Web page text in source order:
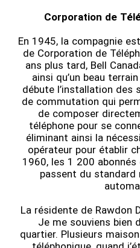
Corporation de
En 1945, la compagnie
de Corporation de
ans plus tard, Bell
ainsi qu’un beau
débute l’installation des
de commutation qui
de composer
téléphone pour se
éliminant ainsi la
opérateur pour établir
1960, les 1 200
passent du standard
La résidente de Rawdon
Je me souviens bien
quartier. Plusieurs